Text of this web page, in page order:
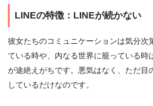
LINEの特徴：LINEが続かない
彼女たちのコミュニケーションは気分次
ている時や、内なる世界に籠っている時
が途絶えがちです。悪気はなく、ただ目
しているだけなのです。